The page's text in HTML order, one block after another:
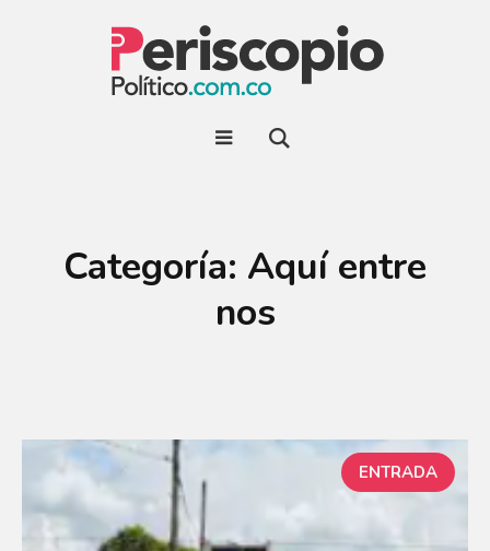
Categoría: Aquí entre
nos
ENTRADA